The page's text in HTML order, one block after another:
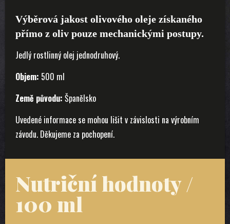
Výběrová jakost olivového oleje získaného
přímo z oliv pouze mechanickými postupy.
Jedlý rostlinný olej jednodruhový.
Objem: 500 ml
Země původu: Španělsko
Uvedené informace se mohou lišit v závislosti na výrobním
závodu. Děkujeme za pochopení.
Nutriční hodnoty /
100 ml